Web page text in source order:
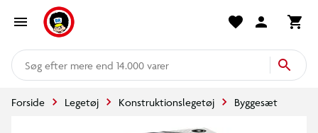
mere end 14.000 varer
Forside Legetøj Konstruktionslegetøj Byggesæt